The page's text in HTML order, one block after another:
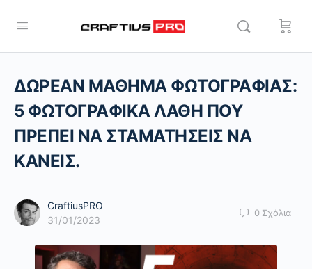
ΔΩΡΕΑΝ ΜΑΘΗΜΑ ΦΩΤΟΓΡΑΦΙΑΣ:
5 ΦΩΤΟΓΡΑΦΙΚΑ ΛΑΘΗ ΠΟΥ
ΠΡΕΠΕΙ ΝΑ ΣΤΑΜΑΤΗΣΕΙΣ ΝΑ
ΚΑΝΕΙΣ.
CraftiusPRO
31/01/2023
0 Σχόλια